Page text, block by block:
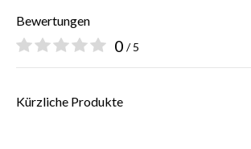
Bewertungen
0 / 5
Kürzliche Produkte